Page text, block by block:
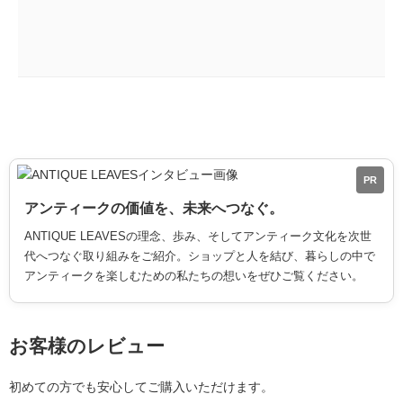
PR
アンティークの価値を、未来へつなぐ。
ANTIQUE LEAVESの理念、歩み、そしてアンティーク文化を次世
代へつなぐ取り組みをご紹介。ショップと人を結び、暮らしの中で
アンティークを楽しむための私たちの想いをぜひご覧ください。
お客様のレビュー
初めての方でも安心してご購入いただけます。